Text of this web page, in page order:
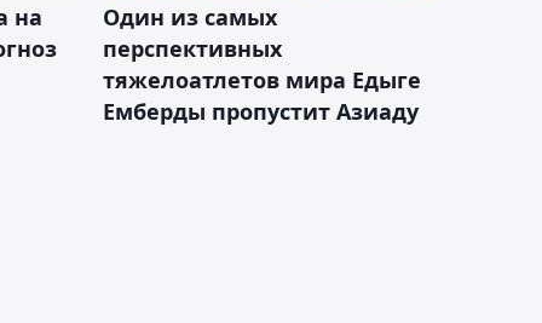
на
Один из самых
перспективных
тяжелоатлетов мира Едыге
Емберды пропустит Азиаду